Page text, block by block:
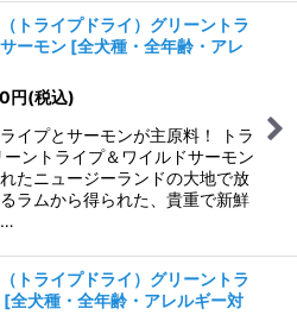
トライプドライ）グリーントラ
ーモン [全犬種・全年齢・アレ
円(税込)
イプとサーモンが主原料！ トラ
ントライプ＆ワイルドサーモン
たニュージーランドの大地で放
ラムから得られた、貴重で新鮮
…
トライプドライ）グリーントラ
[全犬種・全年齢・アレルギー対